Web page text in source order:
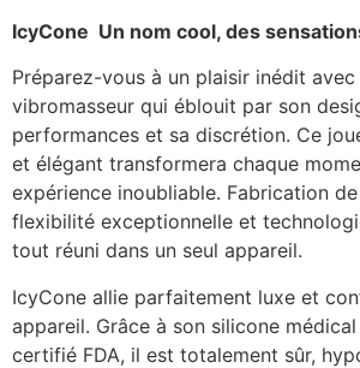
IcyCone  Un nom cool, des
Préparez-vous à un plaisir inédit avec
vibromasseur qui éblouit par son
performances et sa discrétion. Ce
et élégant transformera chaque
expérience inoubliable. Fabrication
flexibilité exceptionnelle et
tout réuni dans un seul appareil.
IcyCone allie parfaitement luxe et
appareil. Grâce à son silicone
certifié FDA, il est totalement sûr,